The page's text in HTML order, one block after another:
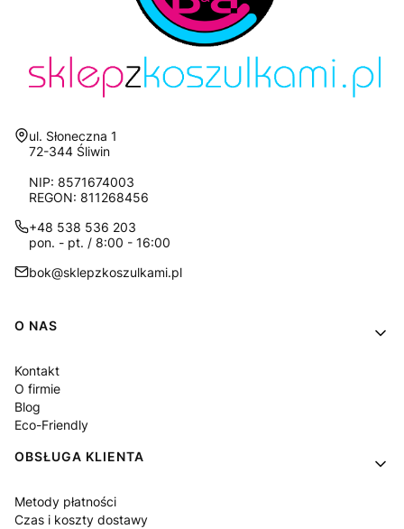
Adres:
ul. Słoneczna 1
72-344 Śliwin
NIP: 8571674003
REGON: 811268456
+48 538 536 203
pon. - pt. / 8:00 - 16:00
bok@sklepzkoszulkami.pl
Linki w stopce
O NAS
Kontakt
O firmie
Blog
Eco-Friendly
OBSŁUGA KLIENTA
Metody płatności
Czas i koszty dostawy